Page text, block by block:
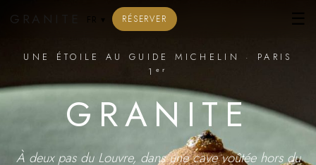
GRANITE RÉSERVER
UNE ÉTOILE AU GUIDE MICHELIN · PARIS
1ᵉʳ
GRANITE
À deux pas du Louvre, dans une cave voûtée hors du